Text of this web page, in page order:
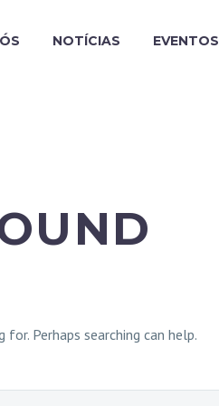
NOTÍCIAS EVENTOS
Perhaps searching can help.